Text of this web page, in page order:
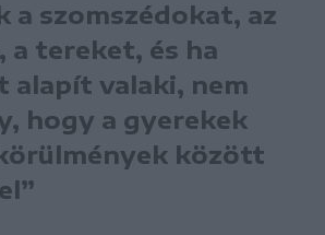
a szomszédokat, az
a tereket, és ha
alapít valaki, nem
hogy a gyerekek
között